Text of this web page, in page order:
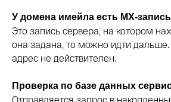
У домена имейла есть MX-запись
Это запись сервера, на котором
она задана, то можно идти дальше.
адрес не действителен.
Проверка по базе данных
Отправляется запрос в